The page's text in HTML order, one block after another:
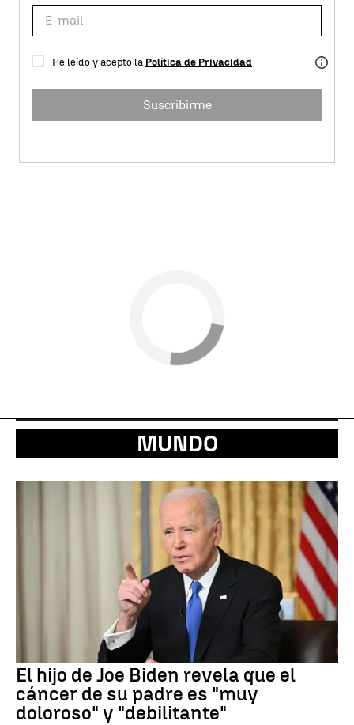
He leído y acepto la Política de Privacidad
Suscribirme
MUNDO
El hijo de Joe Biden revela que el
cáncer de su padre es "muy
doloroso" y "debilitante"